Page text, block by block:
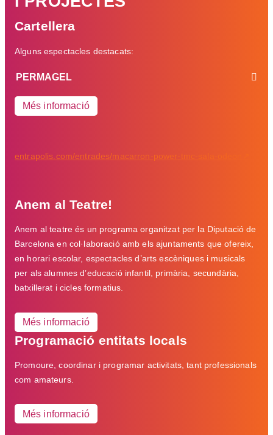
Cartellera
Alguns espectacles destacats:
PERMAGEL
Més informació
entrapolis.com/entrades/macarron-power-tmc-sala-odeon↗
Anem al Teatre!
Anem al teatre és un programa organitzat per la Diputació de
Barcelona en col·laboració amb els ajuntaments que ofereix,
en horari escolar, espectacles d’arts escèniques i musicals
per als alumnes d’educació infantil, primària, secundària,
batxillerat i cicles formatius.
Més informació
Programació entitats locals
Promoure, coordinar i programar activitats, tant professionals
com amateurs.
Més informació